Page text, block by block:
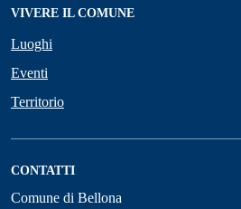
VIVERE IL COMUNE
Luoghi
Eventi
Territorio
CONTATTI
Comune di Bellona